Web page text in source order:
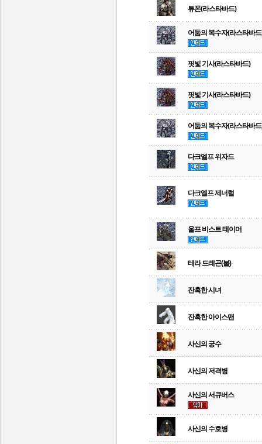
튜폰(라스타바드)
어둠의 복수자(라스타바
핏빛 기사(라스타바드)
핏빛 기사(라스타바드)
어둠의 복수자(라스타바
다크엘프 위자드
다크엘프 제너럴
울프 비스트 테이머
테라 드레곤(불)
잔혹한 시녀
잔혹한 아이스맨
사신의 궁수
사신의 저격병
사신의 서큐버스
사신의 수호병